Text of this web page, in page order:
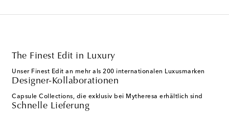
The Finest Edit in Luxury
Unser Finest Edit an mehr als 200 internationalen Luxusmarken
Designer-Kollaborationen
Capsule Collections, die exklusiv bei Mytheresa erhältlich sind
Schnelle Lieferung